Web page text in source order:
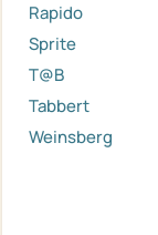
Rapido
Sprite
T@B
Tabbert
Weinsberg